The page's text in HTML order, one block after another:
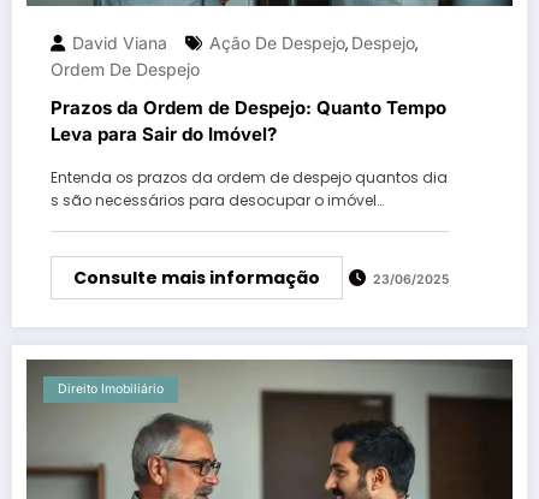
David Viana Ação De Despejo, Despejo,
Ordem De Despejo
Prazos da Ordem de Despejo: Quanto Tempo
Leva para Sair do Imóvel?
Entenda os prazos da ordem de despejo quantos dia
s são necessários para desocupar o imóvel…
Consulte mais informação 23/06/2025
Direito Imobiliário